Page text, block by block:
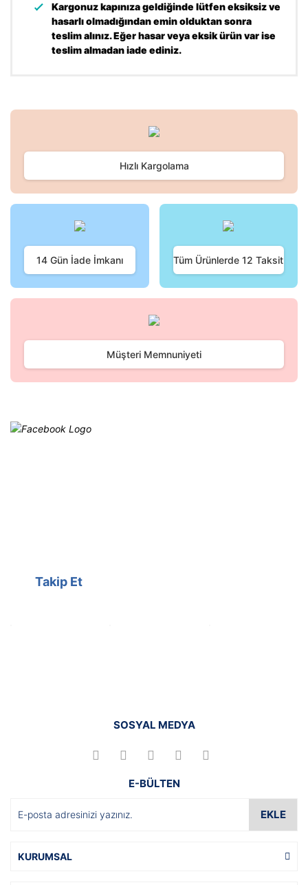
Kargonuz kapınıza geldiğinde lütfen eksiksiz ve
hasarlı olmadığından emin olduktan sonra
teslim alınız. Eğer hasar veya eksik ürün var ise
teslim almadan iade ediniz.
Bu ürüne ilk yorumu siz yapın!
Yorum Yaz
kullanarak tarafımıza iletebilirsiniz.
Ürün resmi kalitesiz, bozuk veya görüntülenemiyor.
Bu ürüne benzer farklı alternatifler olmalı.
Gönder
Hızlı Kargolama
14 Gün İade İmkanı Tüm Ürünlerde 12 Taksit
Müşteri Memnuniyeti
Takip Et
SOSYAL MEDYA
E-BÜLTEN
EKLE
KURUMSAL